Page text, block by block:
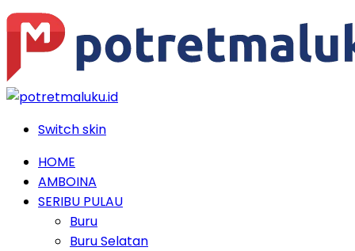
Switch skin
HOME
AMBOINA
SERIBU PULAU
Buru
Buru Selatan